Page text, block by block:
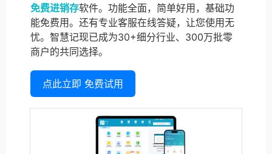
免费进销存软件。功能全面，简单好用，基础功
能免费用。还有专业客服在线答疑，让您使用无
忧。智慧记现已成为30+细分行业、300万批零
商户的共同选择。
点此立即 免费试用